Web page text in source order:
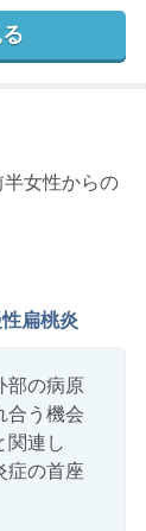
女性からの
扁桃炎
部の病原
合う機会
関連し
症の首座